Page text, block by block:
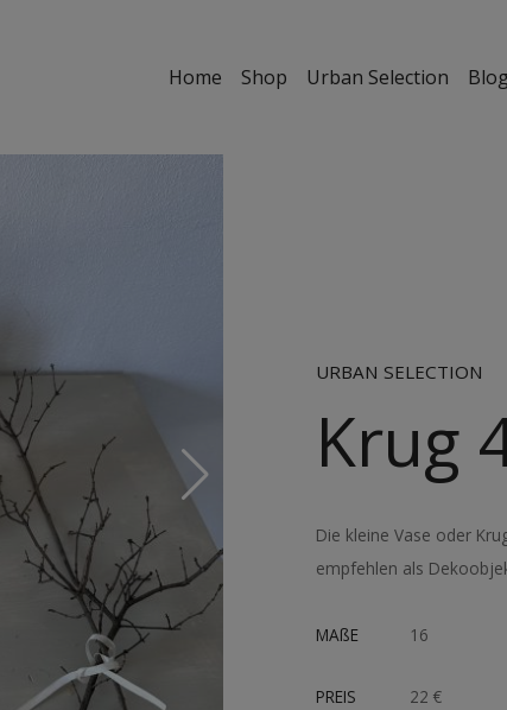
Home Shop Urban Selection
URBAN SELECTION
Krug
Die kleine Vase oder
empfehlen als
MAßE 16
PREIS 22 €